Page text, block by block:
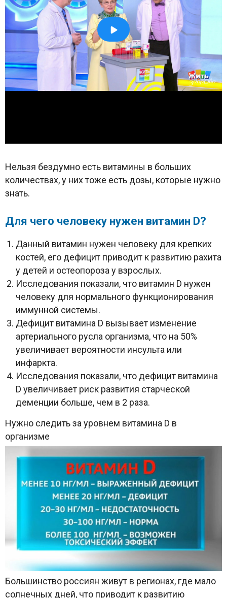
Нельзя бездумно есть витамины в больших
количествах, у них тоже есть дозы, которые нужно
знать.
Для чего человеку нужен витамин D?
Данный витамин нужен человеку для крепких
костей, его дефицит приводит к развитию рахита
у детей и остеопороза у взрослых.
Исследования показали, что витамин D нужен
человеку для нормального функционирования
иммунной системы.
Дефицит витамина D вызывает изменение
артериального русла организма, что на 50%
увеличивает вероятности инсульта или
инфаркта.
Исследования показали, что дефицит витамина
D увеличивает риск развития старческой
деменции больше, чем в 2 раза.
Нужно следить за уровнем витамина D в
организме
Большинство россиян живут в регионах, где мало
солнечных дней, что приводит к развитию